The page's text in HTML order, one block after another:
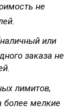
не
или
заказа не
лимитов,
более мелкие